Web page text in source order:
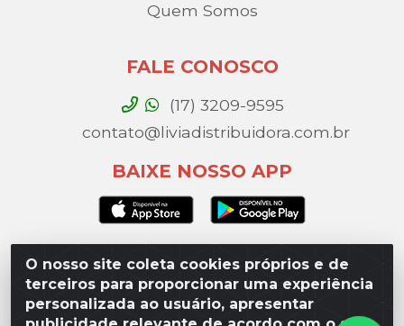
O nosso site coleta cookies próprios e de
terceiros para proporcionar uma experiência
personalizada ao usuário, apresentar
Quem Somos
FALE CONOSCO
(17) 3209-9595
contato@liviadistribuidora.com.br
BAIXE NOSSO APP
Lívia Distribuidora - Av. Percy Gandini, 329 – Vila
Toninho, São José do Rio Preto / SP - CEP 15077-
000 - CNPJ 49.975.923/0003-10